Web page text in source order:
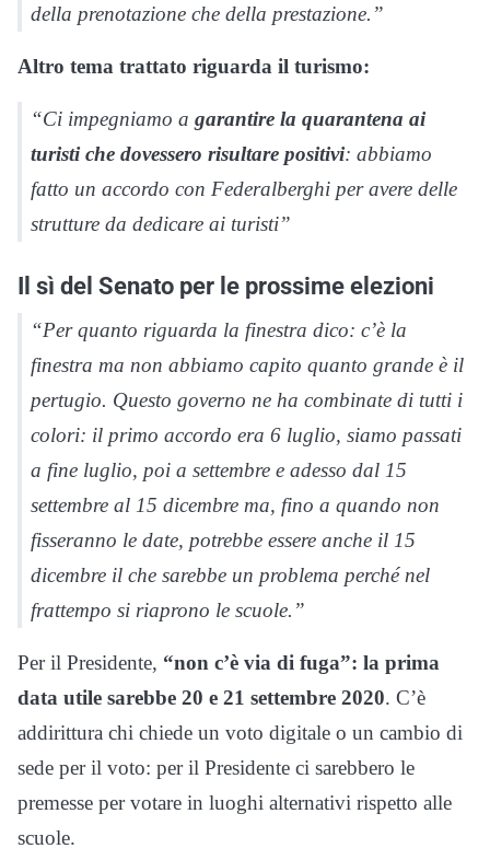
della prenotazione che della prestazione.”
Altro tema trattato riguarda il turismo:
“Ci impegniamo a garantire la quarantena ai
turisti che dovessero risultare positivi: abbiamo
fatto un accordo con Federalberghi per avere delle
strutture da dedicare ai turisti”
Il sì del Senato per le prossime elezioni
“Per quanto riguarda la finestra dico: c’è la
finestra ma non abbiamo capito quanto grande è il
pertugio. Questo governo ne ha combinate di tutti i
colori: il primo accordo era 6 luglio, siamo passati
a fine luglio, poi a settembre e adesso dal 15
settembre al 15 dicembre ma, fino a quando non
fisseranno le date, potrebbe essere anche il 15
dicembre il che sarebbe un problema perché nel
frattempo si riaprono le scuole.”
Per il Presidente, “non c’è via di fuga”: la prima
data utile sarebbe 20 e 21 settembre 2020. C’è
addirittura chi chiede un voto digitale o un cambio di
sede per il voto: per il Presidente ci sarebbero le
premesse per votare in luoghi alternativi rispetto alle
scuole.